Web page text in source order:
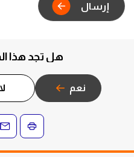
هل تجد هذا
نعم لا